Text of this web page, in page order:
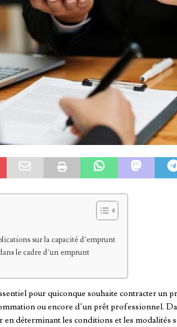
sur la capacité d’emprunt
le cadre d’un emprunt
pour quiconque souhaite contracter un
ou encore d’un prêt professionnel.
en déterminant les conditions et les modalités